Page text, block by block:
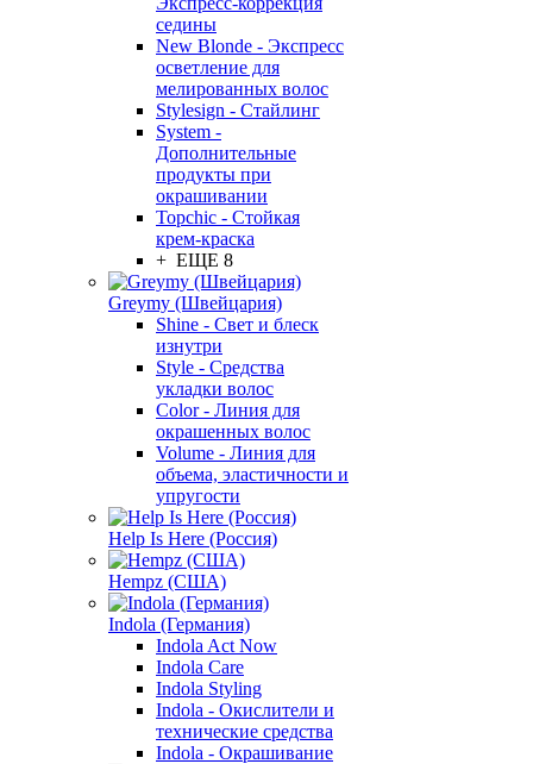
седины
New Blonde - Экспресс
осветление для
мелированных волос
Stylesign - Стайлинг
System -
Дополнительные
продукты при
окрашивании
Topchic - Стойкая
крем-краска
+ ЕЩЕ 8
Greymy (Швейцария)
Shine - Свет и блеск
изнутри
Style - Средства
укладки волос
Color - Линия для
окрашенных волос
Volume - Линия для
объема, эластичности и
упругости
Help Is Here (Россия)
Hempz (США)
Indola (Германия)
Indola Act Now
Indola Care
Indola Styling
Indola - Окислители и
технические средства
Indola - Окрашивание